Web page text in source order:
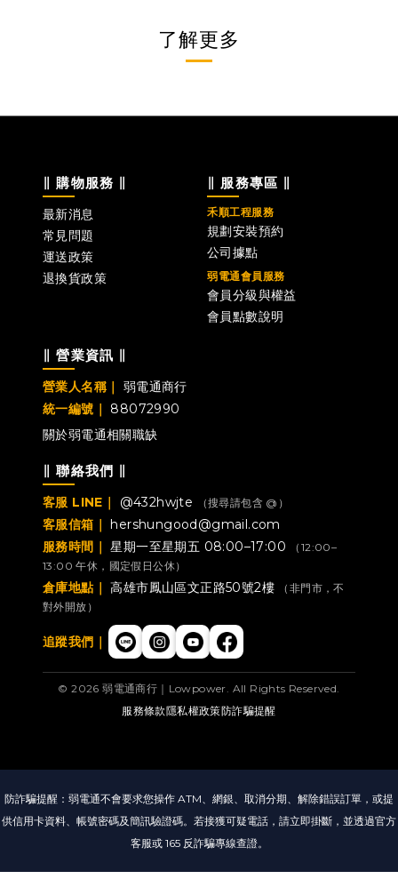
了解更多
∥ 購物服務 ∥
最新消息
常見問題
運送政策
退換貨政策
∥ 服務專區 ∥
禾順工程服務
規劃安裝預約
公司據點
弱電通會員服務
會員分級與權益
會員點數說明
∥ 營業資訊 ∥
營業人名稱｜
弱電通商行
統一編號｜
88072990
關於弱電通相關職缺
∥ 聯絡我們 ∥
客服 LINE｜ @432hwjte （搜尋請包含 @）
客服信箱｜ hershungood@gmail.com
服務時間｜ 星期一至星期五 08:00–17:00
（12:00–
13:00 午休，國定假日公休）
倉庫地點｜ 高雄市鳳山區文正路50號2樓
（非門市，不
對外開放）
追蹤我們｜
© 2026 弱電通商行｜Lowpower. All Rights Reserved.
服務條款隱私權政策防詐騙提醒
防詐騙提醒：弱電通不會要求您操作 ATM、網銀、取消分期、解除錯誤訂單，或提
供信用卡資料、帳號密碼及簡訊驗證碼。若接獲可疑電話，請立即掛斷，並透過官方
客服或 165 反詐騙專線查證。